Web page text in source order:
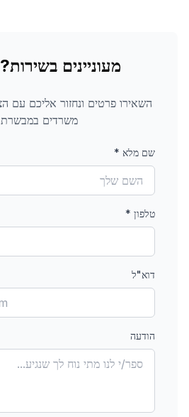
מעוניינים
השאירו פרטים ונחזור אליכם עם
משרדים במבשרת
שם מלא *
טלפון *
דוא"ל
הודעה